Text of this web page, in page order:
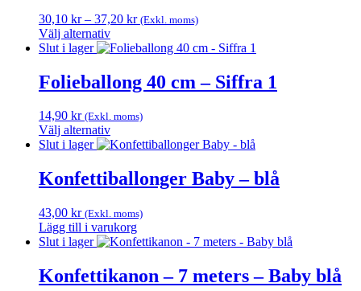
varianter.
De
olika
kan
väljas
på
produktsidan
30,10 kr – 37,20 krPrisintervall:
till
(Exkl. moms)
Välj alternativ
Den
produkten
har
varianter.
De
olika
kan
väljas
på
produktsidan
Slut i lager
Folieballong 40 cm – Siffra 1
14,90 kr (Exkl. moms)
Välj alternativ
Den
produkten
har
varianter.
De
olika
kan
Slut i lager
Konfettiballonger Baby – blå
43,00 kr (Exkl. moms)
Lägg till i varukorg
Slut i lager
Konfettikanon – 7 meters – Baby blå